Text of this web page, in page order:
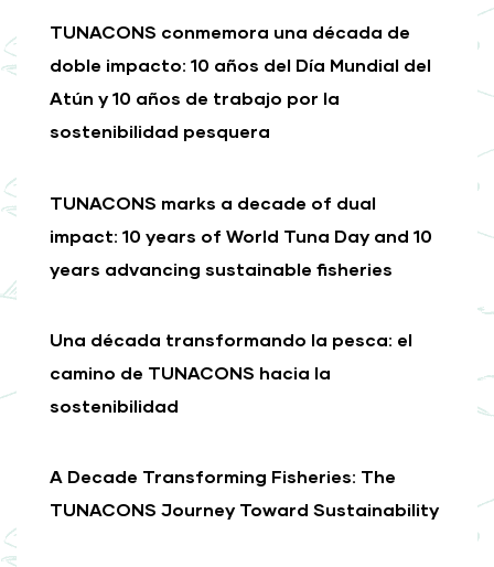
TUNACONS conmemora una década de
doble impacto: 10 años del Día Mundial del
Atún y 10 años de trabajo por la
sostenibilidad pesquera
TUNACONS marks a decade of dual
impact: 10 years of World Tuna Day and 10
years advancing sustainable fisheries
Una década transformando la pesca: el
camino de TUNACONS hacia la
sostenibilidad
A Decade Transforming Fisheries: The
TUNACONS Journey Toward Sustainability